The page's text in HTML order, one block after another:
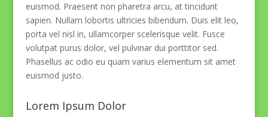
euismod. Praesent non pharetra arcu, at tincidunt
sapien. Nullam lobortis ultricies bibendum. Duis elit leo,
porta vel nisl in, ullamcorper scelerisque velit. Fusce
volutpat purus dolor, vel pulvinar dui porttitor sed.
Phasellus ac odio eu quam varius elementum sit amet
euismod justo.
Lorem Ipsum Dolor